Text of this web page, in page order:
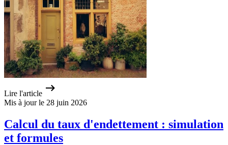
Lire l'article
Mis à jour le 28 juin 2026
Calcul du taux d'endettement : simulation
et formules